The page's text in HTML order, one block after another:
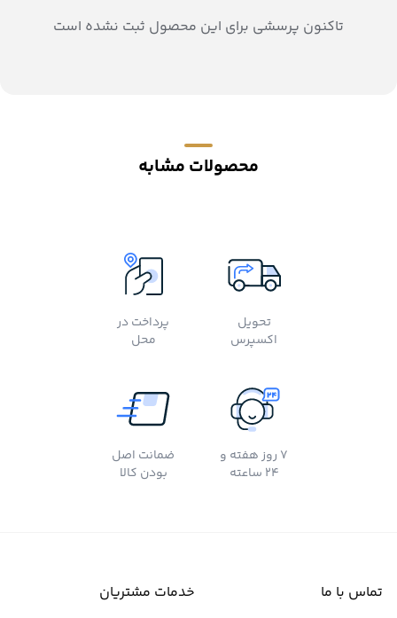
تاکنون پرسشی برای این محصول ثبت نشده است
محصولات مشابه
تحویل
اکسپرس
پرداخت در
محل
7 روز هفته و
24 ساعته
ضمانت اصل
بودن کالا
تماس با ما خدمات مشتریان